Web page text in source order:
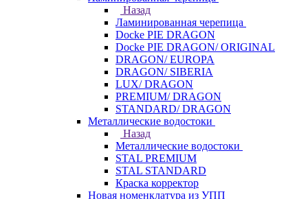
Назад
Ламинированная черепица
Docke PIE DRAGON
Docke PIE DRAGON/ ORIGINAL
DRAGON/ EUROPA
DRAGON/ SIBERIA
LUX/ DRAGON
PREMIUM/ DRAGON
STANDARD/ DRAGON
Металлические водостоки
Назад
Металлические водостоки
STAL PREMIUM
STAL STANDARD
Краска корректор
Новая номенклатура из УПП